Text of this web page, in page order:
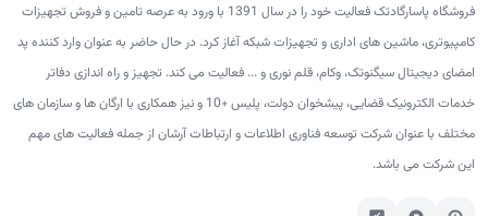
فروشگاه پاسارگادتک فعالیت خود را در سال 1391 با ورود به عرصه تامین و فروش تجهیزات
کامپیوتری، ماشین های اداری و تجهیزات شبکه آغاز کرد. در حال حاضر به عنوان وارد کننده پد
امضای دیجیتال سیگنوتک، وکام، قلم نوری و ... فعالیت می کند. تجهیز و راه اندازی دفاتر
خدمات الکترونیک قضایی، پیشخوان دولت، پلیس +10 و نیز همکاری با ارگان ها و سازمان های
مختلف با عنوان شرکت توسعه فناوری اطلاعات و ارتباطات آرشان از جمله فعالیت های مهم
این شرکت می باشد.